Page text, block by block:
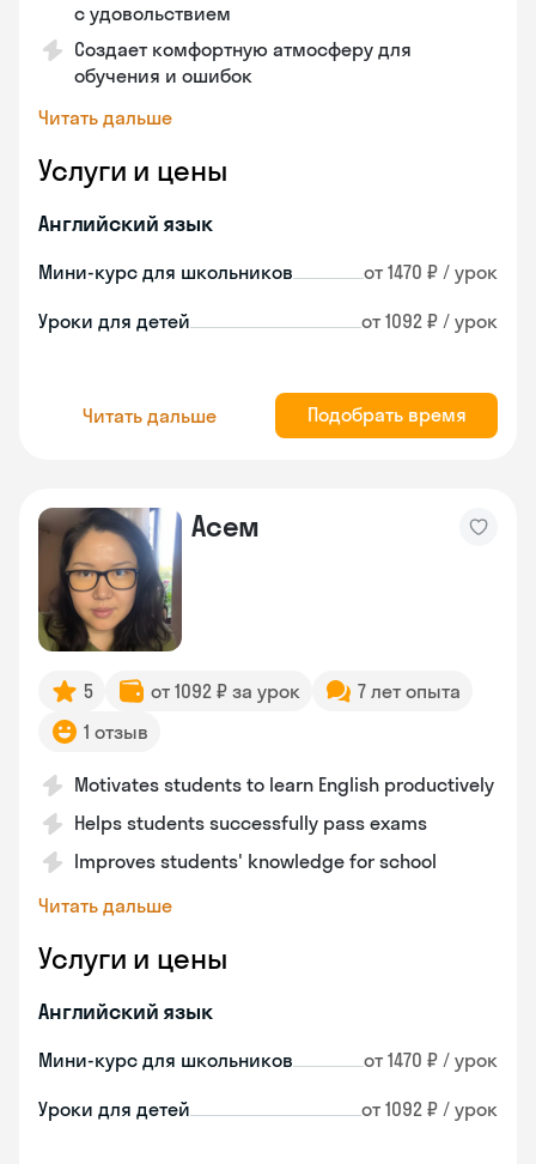
с удовольствием
Создает комфортную атмосферу для
обучения и ошибок
Читать дальше
Услуги и цены
Английский язык
Мини-курс для школьников от 1470 ₽ / урок
Уроки для детей от 1092 ₽ / урок
Читать дальше Подобрать время
Асем
5 от 1092 ₽ за урок
7 лет опыта
1 отзыв
Motivates students to learn English productively
Helps students successfully pass exams
Improves students' knowledge for school
Читать дальше
Услуги и цены
Английский язык
Мини-курс для школьников от 1470 ₽ / урок
Уроки для детей от 1092 ₽ / урок